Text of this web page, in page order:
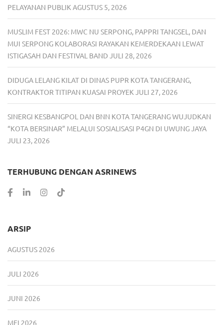
PELAYANAN PUBLIK AGUSTUS 5, 2026
MUSLIM FEST 2026: MWC NU SERPONG, PAPPRI TANGSEL, DAN
MUI SERPONG KOLABORASI RAYAKAN KEMERDEKAAN LEWAT
ISTIGASAH DAN FESTIVAL BAND JULI 28, 2026
DIDUGA LELANG KILAT DI DINAS PUPR KOTA TANGERANG,
KONTRAKTOR TITIPAN KUASAI PROYEK JULI 27, 2026
SINERGI KESBANGPOL DAN BNN KOTA TANGERANG WUJUDKAN
“KOTA BERSINAR” MELALUI SOSIALISASI P4GN DI UWUNG JAYA
JULI 23, 2026
TERHUBUNG DENGAN ASRINEWS
ARSIP
AGUSTUS 2026
JULI 2026
JUNI 2026
MEI 2026